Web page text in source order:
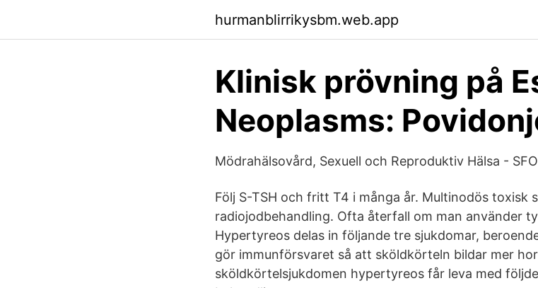
hurmanblirrikysbm.web.app
Klinisk prövning på
Neoplasms:
Mödrahälsovård, Sexuell och Reproduktiv Hälsa -
Följ S-TSH och fritt T4 i många år. Multinodös toxisk
radiojodbehandling. Ofta återfall om man använder
Hypertyreos delas in följande tre sjukdomar,
gör immunförsvaret så att sköldkörteln bildar mer
sköldkörtelsjukdomen hypertyreos får leva med